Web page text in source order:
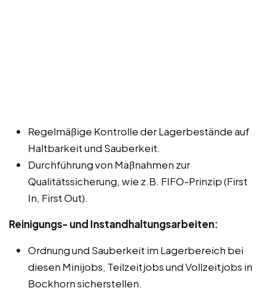
Regelmäßige Kontrolle der Lagerbestände auf
Haltbarkeit und Sauberkeit.
Durchführung von Maßnahmen zur
Qualitätssicherung, wie z.B. FIFO-Prinzip (First
In, First Out).
Reinigungs- und Instandhaltungsarbeiten:
Ordnung und Sauberkeit im Lagerbereich bei
diesen Minijobs, Teilzeitjobs und Vollzeitjobs in
Bockhorn sicherstellen.